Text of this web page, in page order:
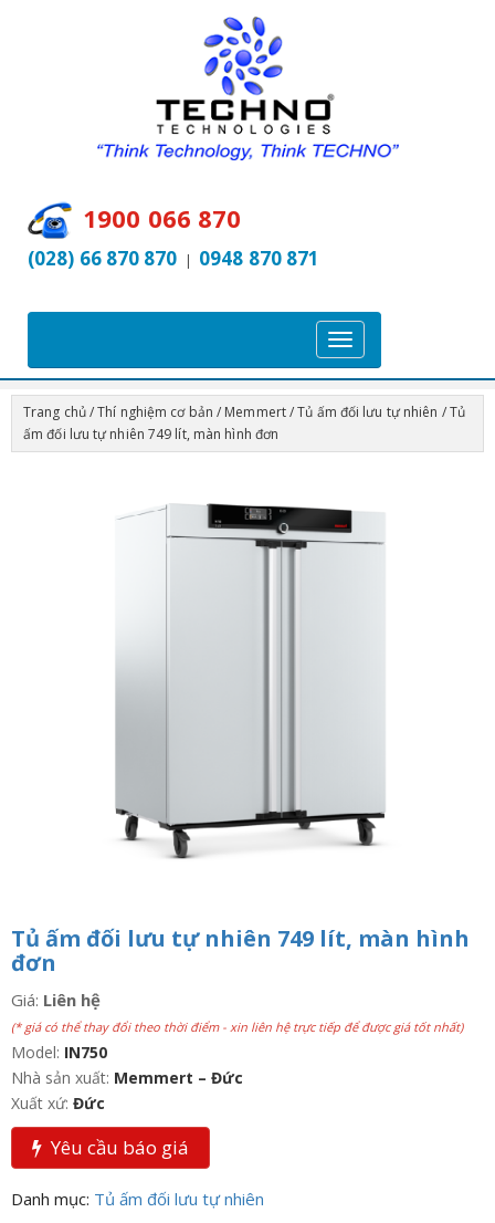
1900 066 870
(028) 66 870 870 | 0948 870 871
T
o
g
l
n
a
Trang chủ/Thí nghiệm cơ bản / Memmert/Tủ ấm đối lưu tự nhiên / Tủ
ấm đối lưu tự nhiên 749 lít, màn hình đơn
Tủ ấm đối lưu tự nhiên 749 lít, màn hình
đơn
Giá: Liên hệ
(* giá có thể thay đổi theo thời điểm - xin liên hệ trực tiếp để được giá tốt nhất)
Model: IN750
Nhà sản xuất: Memmert – Đức
Xuất xứ: Đức
Yêu cầu báo giá
Danh mục: Tủ ấm đối lưu tự nhiên